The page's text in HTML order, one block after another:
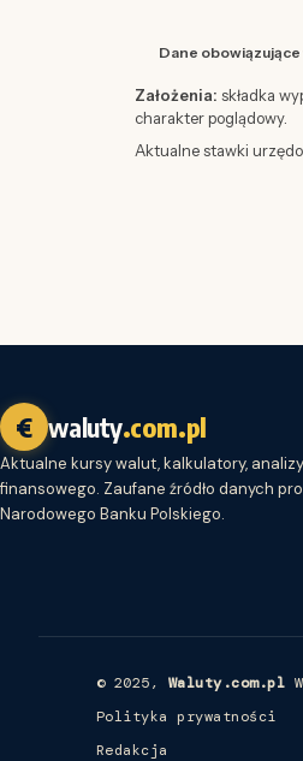
Dane
Założenia: składka
charakter poglądowy.
Aktualne stawki
€ waluty.com.pl
Aktualne kursy walut, kalkulatory,
finansowego. Zaufane źródło danych
Narodowego Banku Polskiego.
© 2025, Waluty.com.pl
Polityka prywatności
Redakcja